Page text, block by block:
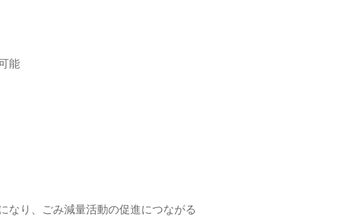
能
なり、ごみ減量活動の促進につながる